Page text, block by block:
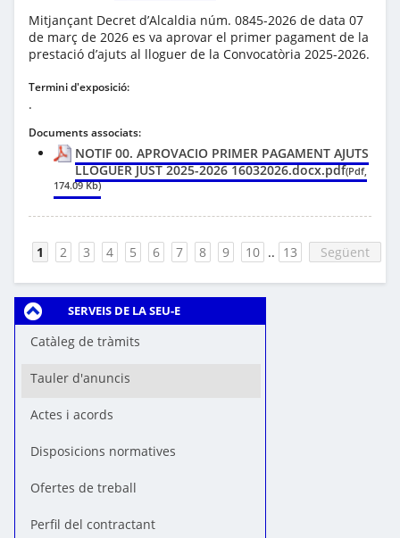
SERVEIS DE LA SEU-E
Catàleg de tràmits
Tauler d'anuncis
Actes i acords
Disposicions normatives
Ofertes de treball
Perfil del contractant
Mitjançant Decret d’Alcaldia núm. 0845-2026 de data 07
de març de 2026 es va aprovar el primer pagament de la
prestació d’ajuts al lloguer de la Convocatòria 2025-2026.
Termini d'exposició:
.
Documents associats:
NOTIF 00. APROVACIO PRIMER PAGAMENT AJUTS
LLOGUER JUST 2025-2026 16032026.docx.pdf(Pdf,
174.09 Kb)
1 2 3 4 5 6 7 8 9 10 .. 13 Següent